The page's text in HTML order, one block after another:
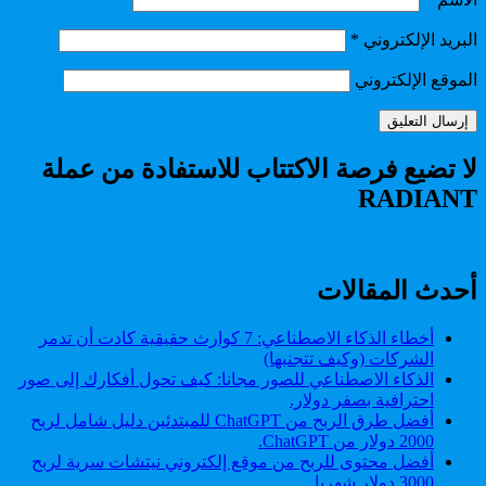
البريد الإلكتروني *
الموقع الإلكتروني
لا تضيع فرصة الاكتتاب للاستفادة من عملة
RADIANT
أحدث المقالات
أخطاء الذكاء الاصطناعي: 7 كوارث حقيقية كادت أن تدمر
الشركات (وكيف تتجنبها)
الذكاء الاصطناعي للصور مجانا: كيف تحول أفكارك إلى صور
احترافية بصفر دولار.
أفضل طرق الربح من ChatGPT للمبتدئين دليل شامل لربح
2000 دولار من ChatGPT.
أفضل محتوى للربح من موقع إلكتروني نيتشات سرية لربح